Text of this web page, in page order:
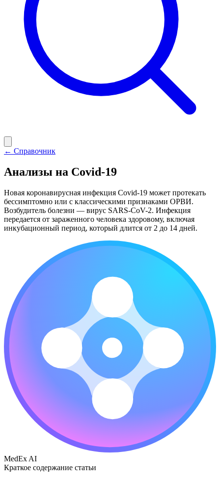
← Справочник
Анализы на Covid-19
Новая коронавирусная инфекция Covid-19 может протекать
бессимптомно или с классическими признаками ОРВИ.
Возбудитель болезни — вирус SARS-CoV-2. Инфекция
передается от зараженного человека здоровому, включая
инкубационный период, который длится от 2 до 14 дней.
MedEx AI
Краткое содержание статьи